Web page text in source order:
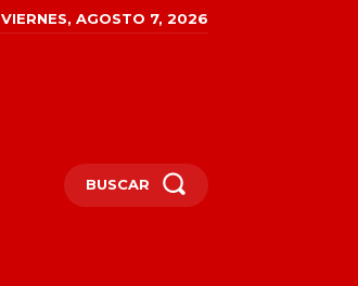
VIERNES, AGOSTO 7, 2026
BUSCAR